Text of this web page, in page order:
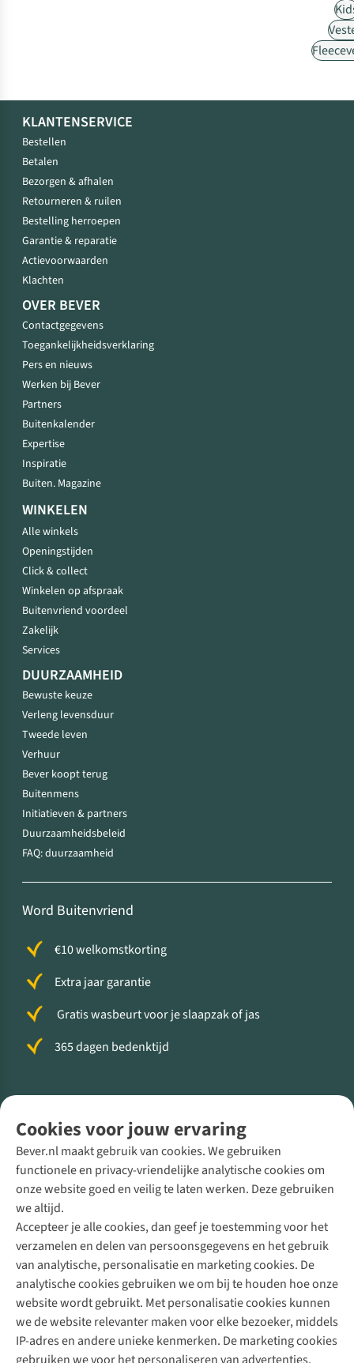
Cookies voor jouw ervaring
Bever.nl maakt gebruik van cookies. We gebruiken
functionele en privacy-vriendelijke analytische cookies om
onze website goed en veilig te laten werken. Deze gebruiken
we altijd.
Accepteer je alle cookies, dan geef je toestemming voor het
verzamelen en delen van persoonsgegevens en het gebruik
van analytische, personalisatie en marketing cookies. De
analytische cookies gebruiken we om bij te houden hoe onze
website wordt gebruikt. Met personalisatie cookies kunnen
we de website relevanter maken voor elke bezoeker, middels
IP-adres en andere unieke kenmerken. De marketing cookies
KLANTENSERVICE
Bestellen
Betalen
Bezorgen & afhalen
Retourneren & ruilen
Bestelling herroepen
Garantie & reparatie
Actievoorwaarden
Klachten
OVER BEVER
Contactgegevens
Toegankelijkheidsverklaring
Pers en nieuws
Werken bij Bever
Partners
Buitenkalender
Expertise
Inspiratie
Buiten. Magazine
WINKELEN
Alle winkels
Openingstijden
Click & collect
Winkelen op afspraak
Buitenvriend voordeel
Zakelijk
Services
DUURZAAMHEID
Bewuste keuze
Verleng levensduur
Tweede leven
Verhuur
Bever koopt terug
Buitenmens
Initiatieven & partners
Duurzaamheidsbeleid
FAQ: duurzaamheid
Word Buitenvriend
€10 welkomstkorting
Extra jaar garantie
Gratis wasbeurt voor je slaapzak of jas
365 dagen bedenktijd
Direct advies van een Buitenexpert
+31 (0)85 888 50 88
+31 6 12 28 49 80
Contactformulier